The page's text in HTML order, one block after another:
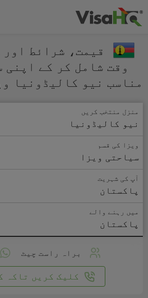
قیمت، شرائط اور
وقت شامل کر کے اپنی
مناسب نیو کالیڈونیا
منزل منتخب کریں
نیو کالیڈونیا
ویزا کی قسم
سیاحتی ویزا
آپ کی شہریت
پاکستان
میں رہنے والے
پاکستان
براہ راست چیٹ
کلیک کریں تاکہ